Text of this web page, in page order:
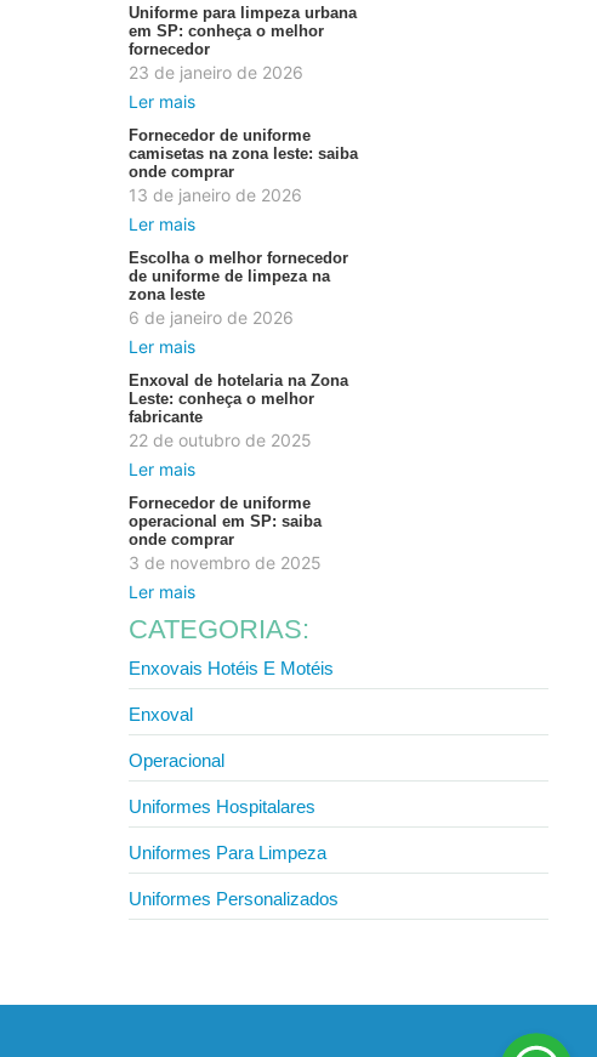
Uniforme para limpeza urbana
em SP: conheça o melhor
fornecedor
23 de janeiro de 2026
Ler mais
Fornecedor de uniforme
camisetas na zona leste: saiba
onde comprar
13 de janeiro de 2026
Ler mais
Escolha o melhor fornecedor
de uniforme de limpeza na
zona leste
6 de janeiro de 2026
Ler mais
Enxoval de hotelaria na Zona
Leste: conheça o melhor
fabricante
22 de outubro de 2025
Ler mais
Fornecedor de uniforme
operacional em SP: saiba
onde comprar
3 de novembro de 2025
Ler mais
CATEGORIAS:
Enxovais Hotéis E Motéis
Enxoval
Operacional
Uniformes Hospitalares
Uniformes Para Limpeza
Uniformes Personalizados